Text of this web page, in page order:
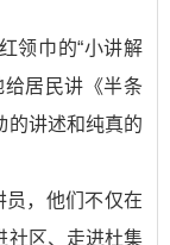
领巾的“小讲解
给居民讲《半条
的讲述和纯真的
员，他们不仅在
社区、走进杜集